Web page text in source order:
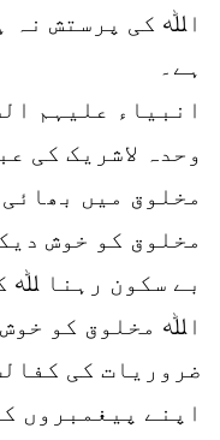
اﷲ کی پرستش نہ
ہے۔
انبیاء علیہم
وحدہ لاشریک کی
مخلوق میں
مخلوق کو خوش
بے سکون رہنا ﷲ
اﷲ مخلوق کو
ضروریات کی
اپنے پیغمبروں